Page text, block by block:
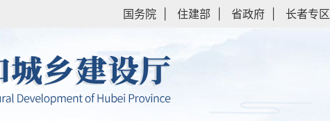
国务院 住建部 省政府 长者专区